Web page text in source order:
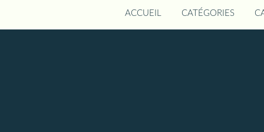
ACCUEIL CATÉGORIES